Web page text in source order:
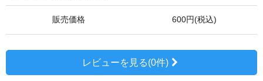
販売価格 600円(税込)
レビューを見る(0件)